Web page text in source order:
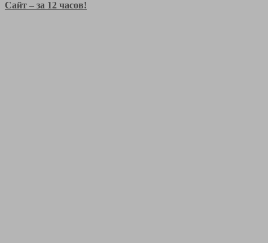
Сайт – за 12 часов!